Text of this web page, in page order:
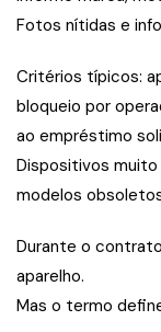
Fotos nítidas e
Critérios típicos:
bloqueio por
ao empréstimo
Dispositivos muito
modelos
Durante o
aparelho.
Mas o termo